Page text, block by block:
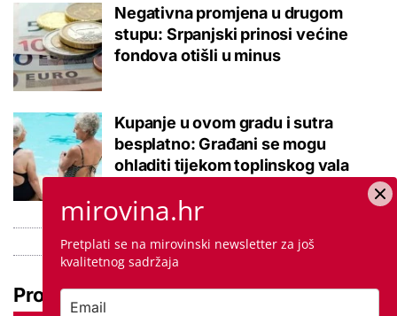
Negativna promjena u drugom
stupu: Srpanjski prinosi većine
fondova otišli u minus
Kupanje u ovom gradu i sutra
besplatno: Građani se mogu
ohladiti tijekom toplinskog vala
Pročitaj još
mirovina.hr
Pretplati se na mirovinski newsletter za još
kvalitetnog sadržaja